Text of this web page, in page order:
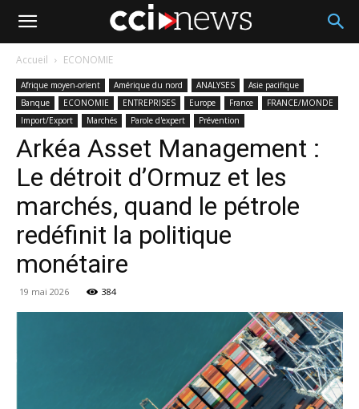
Accueil ECONOMIE
Afrique moyen-orient Amérique du nord ANALYSES
Asie pacifique
Banque
ECONOMIE ENTREPRISES Europe France
FRANCE/MONDE
Import/Export
Marchés Parole d'expert Prévention
Arkéa Asset Management :
Le détroit d’Ormuz et les
marchés, quand le pétrole
redéfinit la politique
monétaire
19 mai 2026 384